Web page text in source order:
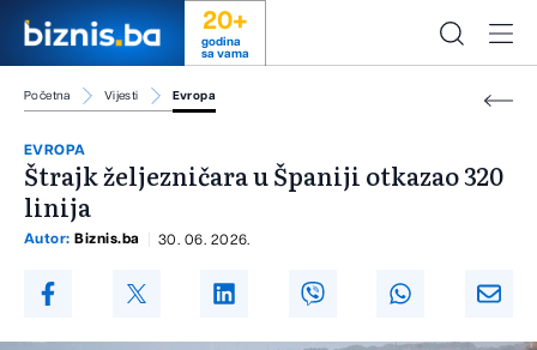
20+
godina
sa vama
Početna Vijesti Evropa
EVROPA
Štrajk željezničara u Španiji otkazao 320
linija
Autor: Biznis.ba 30. 06. 2026.